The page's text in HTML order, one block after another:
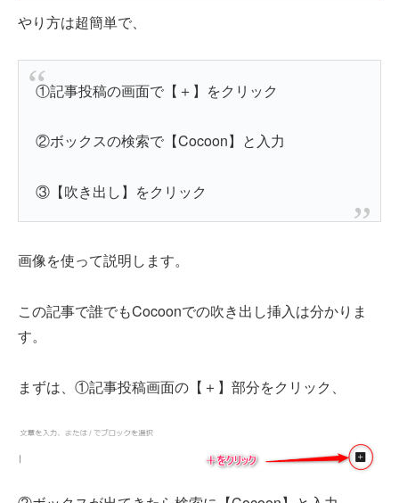
やり方は超簡単で、
①記事投稿の画面で【＋】をクリック
②ボックスの検索で【Cocoon】と入力
③【吹き出し】をクリック
画像を使って説明します。
この記事で誰でもCocoonでの吹き出し挿入は分かりま
す。
まずは、①記事投稿画面の【＋】部分をクリック、